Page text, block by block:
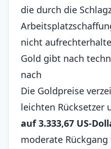
die durch die
nicht
Gold gibt nach
nach
Die Goldpreise
leichten Rücksetzer
auf 3.333,67 US-
moderate